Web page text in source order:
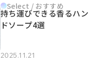
Select / おすすめ
持ち運びできる香るハン
ドソープ4選
2025.11.21